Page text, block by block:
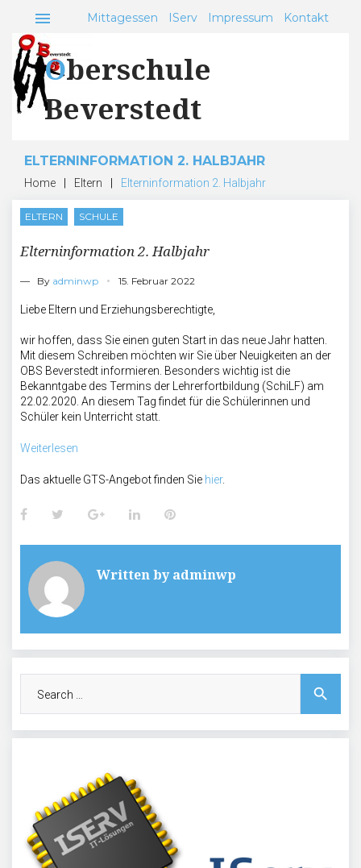
content
Mittagessen IServ Impressum Kontakt
Oberschule
Beverstedt
menu
ELTERNINFORMATION 2. HALBJAHR
Home Eltern Elterninformation 2. Halbjahr
ELTERN SCHULE
Elterninformation 2. Halbjahr
— By adminwp 15. Februar 2022
Liebe Eltern und Erziehungsberechtigte,
wir hoffen, dass Sie einen guten Start in das neue Jahr hatten.
Mit diesem Schreiben möchten wir Sie über Neuigkeiten an der
OBS Beverstedt informieren. Besonders wichtig ist die
Bekanntgabe des Termins der Lehrerfortbildung (SchiLF) am
22.02.2020. An diesem Tag findet für die Schülerinnen und
Schüler kein Unterricht statt.
Weiterlesen
Das aktuelle GTS-Angebot finden Sie hier.
FacebookTwitterGoogle+LinkedInPinterest
Written byadminwp
search